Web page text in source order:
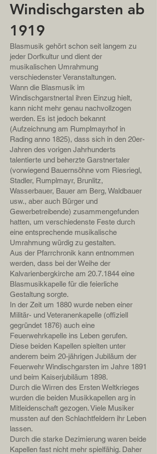
Windischgarsten ab
1919
Blasmusik gehört schon seit langem zu
jeder Dorfkultur und dient der
musikalischen Umrahmung
verschiedenster Veranstaltungen.
Wann die Blasmusik im
Windischgarstnertal ihren Einzug hielt,
kann nicht mehr genau nachvollzogen
werden. Es ist jedoch bekannt
(Aufzeichnung am Rumplmayrhof in
Rading anno 1825), dass sich in den 20er-
Jahren des vorigen Jahrhunderts
talentierte und beherzte Garstnertaler
(vorwiegend Bauernsöhne vom Riesriegl,
Stadler, Rumplmayr, Brunlitz,
Wasserbauer, Bauer am Berg, Waldbauer
usw., aber auch Bürger und
Gewerbetreibende) zusammengefunden
hatten, um verschiedenste Feste durch
eine entsprechende musikalische
Umrahmung würdig zu gestalten.
Aus der Pfarrchronik kann entnommen
werden, dass bei der Weihe der
Kalvarienbergkirche am 20.7.1844 eine
Blasmusikkapelle für die feierliche
Gestaltung sorgte.
In der Zeit um 1880 wurde neben einer
Militär- und Veteranenkapelle (offiziell
gegründet 1876) auch eine
Feuerwehrkapelle ins Leben gerufen.
Diese beiden Kapellen spielten unter
anderem beim 20-jährigen Jubiläum der
Feuerwehr Windischgarsten im Jahre 1891
und beim Kaiserjubiläum 1898.
Durch die Wirren des Ersten Weltkrieges
wurden die beiden Musikkapellen arg in
Mitleidenschaft gezogen. Viele Musiker
mussten auf den Schlachtfeldern ihr Leben
lassen.
Durch die starke Dezimierung waren beide
Kapellen fast nicht mehr spielfähig. Daher